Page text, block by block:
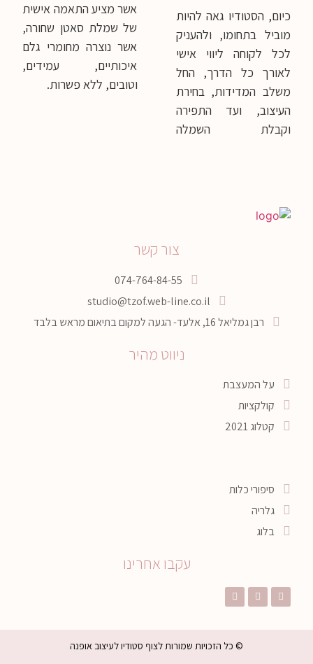
כיום, הסטודיו גאה להיות
מוביל בתחומו, ולהעניק
לכל לקוחה ליווי אישי
לאורך כל הדרך, החל
משלב המדידות, בחירת
העיצוב, ועד התפירה
וקבלת השמלה
אשר מציע התאמה אישית
של שמלת סאטן שחורה,
אשר נוצרה מחומרי גלם
איכותיים, עמידים,
וטובים, ללא פשרות.
צור קשר
074-764-84-55
studio@tzof.web-line.co.il
רבן גמליאל 16, אלעד- הגעה למקום בתיאום מראש בלבד
ניווט מהיר
על המעצבת
קולקציות
קטלוג 2021
סיפורי כלות
גלריה
בלוג
עקבו אחרינו
© כל הזכויות שמורות לצוף סטודיו לעיצוב אופנה